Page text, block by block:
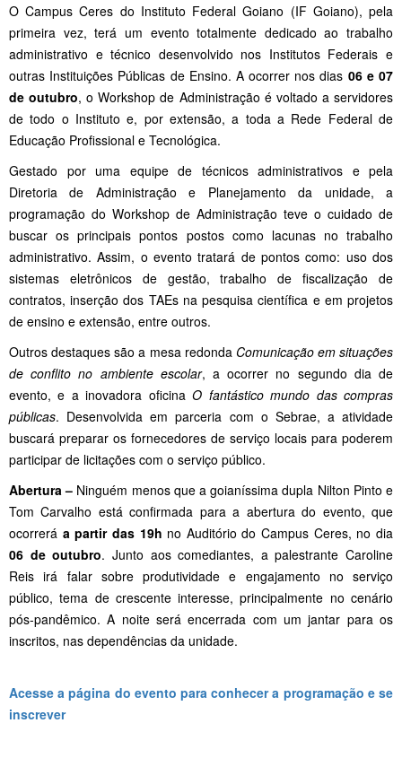
O Campus Ceres do Instituto Federal Goiano (IF Goiano), pela
primeira vez, terá um evento totalmente dedicado ao trabalho
administrativo e técnico desenvolvido nos Institutos Federais e
outras Instituições Públicas de Ensino. A ocorrer nos dias 06 e 07
de outubro, o Workshop de Administração é voltado a servidores
de todo o Instituto e, por extensão, a toda a Rede Federal de
Educação Profissional e Tecnológica.
Gestado por uma equipe de técnicos administrativos e pela
Diretoria de Administração e Planejamento da unidade, a
programação do Workshop de Administração teve o cuidado de
buscar os principais pontos postos como lacunas no trabalho
administrativo. Assim, o evento tratará de pontos como: uso dos
sistemas eletrônicos de gestão, trabalho de fiscalização de
contratos, inserção dos TAEs na pesquisa científica e em projetos
de ensino e extensão, entre outros.
Outros destaques são a mesa redonda Comunicação em situações
de conflito no ambiente escolar, a ocorrer no segundo dia de
evento, e a inovadora oficinaO fantástico mundo das compras
públicas. Desenvolvida em parceria com o Sebrae, a atividade
buscará preparar os fornecedores de serviço locais para poderem
participar de licitações com o serviço público.
Abertura – Ninguém menos que a goianíssima dupla Nilton Pinto e
Tom Carvalho está confirmada para a abertura do evento, que
ocorrerá a partir das 19h no Auditório do Campus Ceres, no dia
06 de outubro. Junto aos comediantes, a palestrante Caroline
Reis irá falar sobre produtividade e engajamento no serviço
público, tema de crescente interesse, principalmente no cenário
pós-pandêmico. A noite será encerrada com um jantar para os
inscritos, nas dependências da unidade.
Acesse a página do evento para conhecer a programação e se
inscrever